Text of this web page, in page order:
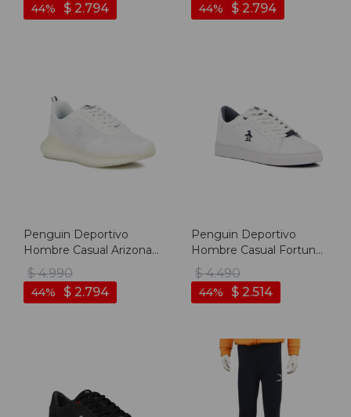
$ 2.794
44
$ 2.794
44
Penguin Deportivo
Hombre Casual Arizona -
White - Blanco
$ 4.990
$ 2.794
44
Penguin Deportivo
Hombre Casual Fortuna-
White - Blanco
$ 4.490
$ 2.514
44